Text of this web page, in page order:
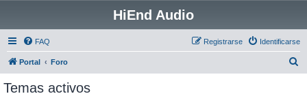
HiEnd Audio
FAQ Identificarse
Registrarse
Portal Foro
Temas activos